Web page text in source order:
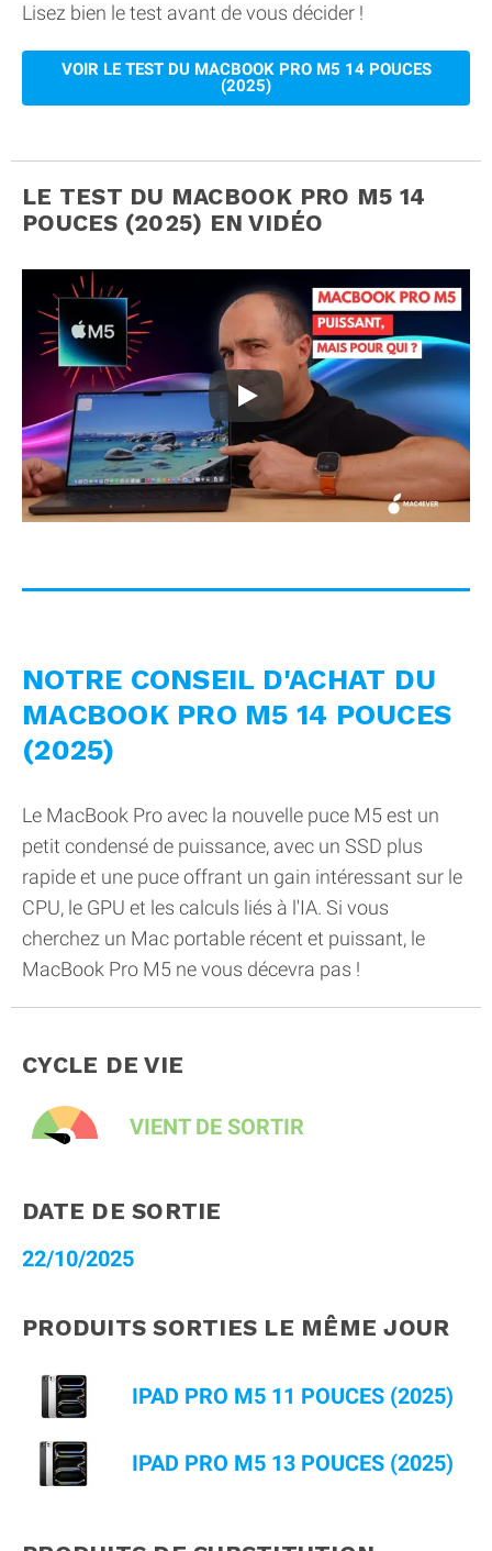
Lisez bien le test avant de vous décider !
VOIR LE TEST DU MACBOOK PRO M5 14 POUCES
(2025)
LE TEST DU MACBOOK PRO M5 14
POUCES (2025) EN VIDÉO
Test MacBook Pro M5 : puissant
NOTRE CONSEIL D'ACHAT DU
MACBOOK PRO M5 14 POUCES
(2025)
Le MacBook Pro avec la nouvelle puce M5 est un
petit condensé de puissance, avec un SSD plus
rapide et une puce offrant un gain intéressant sur le
CPU, le GPU et les calculs liés à l'IA. Si vous
cherchez un Mac portable récent et puissant, le
MacBook Pro M5 ne vous décevra pas !
CYCLE DE VIE
VIENT DE SORTIR
DATE DE SORTIE
22/10/2025
PRODUITS SORTIES LE MÊME JOUR
IPAD PRO M5 11 POUCES (2025)
IPAD PRO M5 13 POUCES (2025)